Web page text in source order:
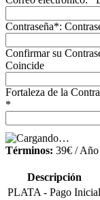
Contraseña*:
Confirmar su
Coincide
Fortaleza de la
*
Términos: 39€ / Año
Descripción
PLATA - Pago Inicial